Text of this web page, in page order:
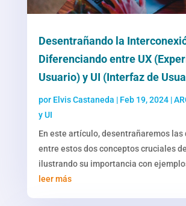
Desentrañando la
Diferenciando entre UX
Usuario) y UI (Interfaz de
por Elvis Castaneda | Feb 19, 2024|
y UI
En este artículo, desentrañaremos
entre estos dos conceptos cruciales
ilustrando su importancia con
leer más